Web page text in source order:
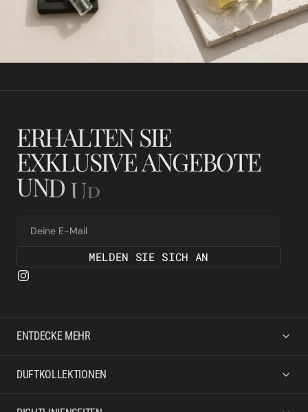
ERHALTENSIE
EXKLUSIVEANGEBOTE
UNDUPD
Deine E-Mail
MELDEN SIE SICH AN
ENTDECKE MEHR
DUFTKOLLEKTIONEN